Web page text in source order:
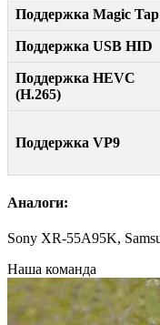
Поддержка Magic Tap
Поддержка USB HID
Поддержка HEVC
(H.265)
Поддержка VP9
Аналоги:
Sony XR-55A95K,
Наша команда